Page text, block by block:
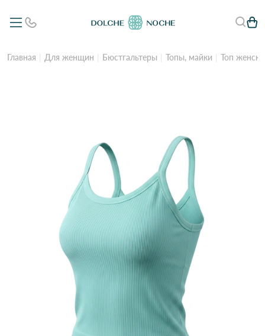
Главная Для женщин Бюстгальтеры Топы, майки Топ